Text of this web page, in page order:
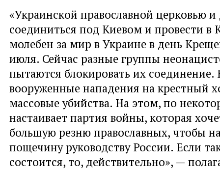
«Украинской православной церковью
соединиться под Киевом и провести в
молебен за мир в Украине в день
июля. Сейчас разные группы
пытаются блокировать их
вооруженные нападения на крестный
массовые убийства. На этом, по
настаивает партия войны, которая
большую резню православных, чтобы
пощечину руководству России. Если
состоится, то, действительно», —